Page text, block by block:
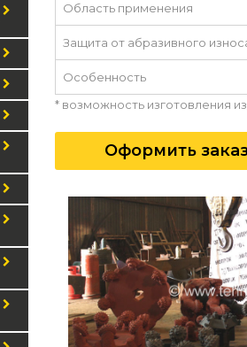
Область применения
Защита от абразивного
Особенность
* возможность изготовления
Оформить